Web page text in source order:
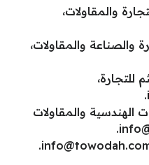
والمقاولات،
والصناعة والمقاولات،
للتجارة،
.
الهندسية والمقاولات
.
.